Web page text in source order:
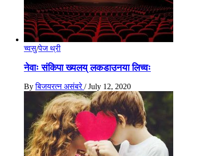
च्वसु/पेज थ्री
नेवाः संकिपा ख्यलय् लकडाउनया लिच्वः
By बिजयरत्न असंबरे/ July 12, 2020